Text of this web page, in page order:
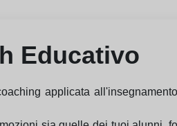
Educativo
applicata